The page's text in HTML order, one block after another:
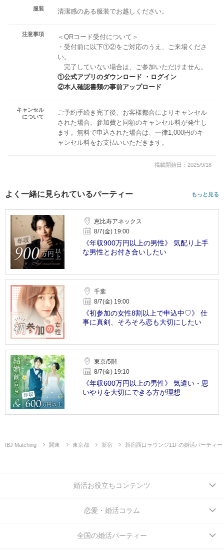
服装 清潔感のある服装でお越しください。
注意事項
＜QRコード受付について＞
・受付前に以下①②をご対応のうえ、ご来場くださ
い。
完了していない場合は、ご参加いただけません。
①公式アプリのダウンロード ・ログイン
②本人確認書類の事前アップロード
キャンセル
について
ご予約手続き完了後、お客様都合によりキャンセル
された場合、参加費と同額のキャンセル料が発生し
ます。無料で申込された場合は、一律1,000円のキ
ャンセル料をお支払いいただきます。
掲載開始日：2025/9/18
よく一緒に見られているパーティー もっと見る
恵比寿アネックス
8/7(金) 19:00
《年収900万円以上の男性》 気配り上手
な男性とお付き合いしたい
千葉
8/7(金) 19:00
《初参加の女性8割以上で申込中♡》 仕
事に真剣、そろそろ恋も大切にしたい
東京/5階
8/7(金) 19:10
《年収600万円以上の男性》 気遣い・思
いやりを大切にできる方が理想
IBJ Matching 関東 東京都 新宿 新宿西口ラウンジ11Fの婚活パーティー
婚活お役立ちコンテンツ
恋愛・婚活コラム
全国の婚活パーティー